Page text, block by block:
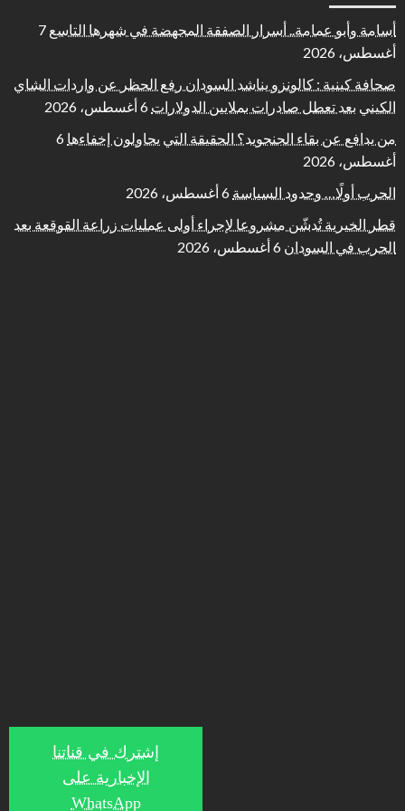
أسامة وأبو عمامة.. أسرار الصفقة المجهضة في شهرها التاسع 7
أغسطس، 2026
صحافة كينية : كالونزو يناشد السودان رفع الحظر عن واردات الشاي
الكيني بعد تعطل صادرات بملايين الدولارات 6 أغسطس، 2026
من يدافع عن بقاء الجنجويد؟ الحقيقة التي يحاولون إخفاءها 6
أغسطس، 2026
الحرب أولًا… وحدود السياسة 6 أغسطس، 2026
قطر الخيرية تُدشّن مشروعا لإجراء أولى عمليات زراعة القوقعة بعد
الحرب في السودان 6 أغسطس، 2026
إشترك في قناتنا
الإخبارية على
WhatsApp